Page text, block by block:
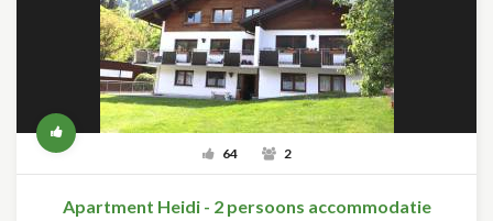
64 2
Apartment Heidi - 2 persoons accommodatie